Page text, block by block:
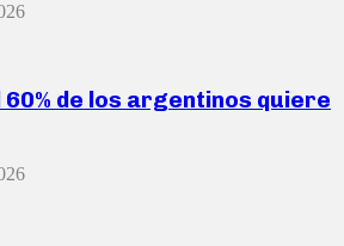
60% de los argentinos quiere